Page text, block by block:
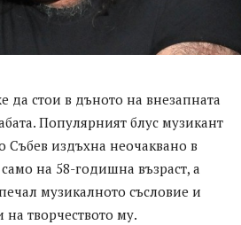
да стои в дъното на внезапната
Популярният блус музикант
издъхна неочаквано в
на 58-годишна възраст, а
музикалното съсловие и
творчеството му.